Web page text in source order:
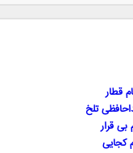
قطار
تلخ
قرار
کجایی